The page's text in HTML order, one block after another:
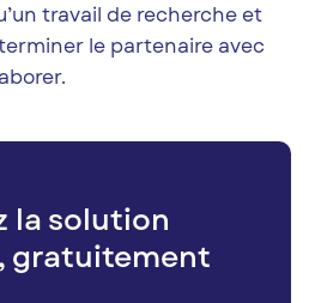
travail de recherche et
le partenaire avec
la solution
gratuitement